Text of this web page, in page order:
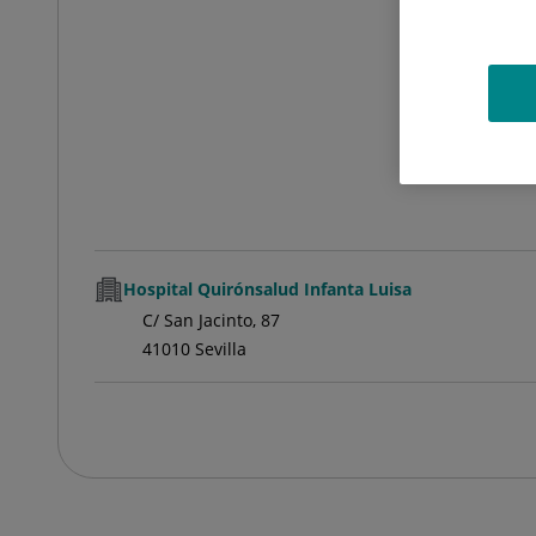
Hospital Quirónsalud Infanta Luisa
C/ San Jacinto, 87
41010 Sevilla